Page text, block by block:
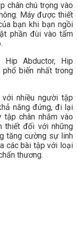
chân chú trọng vào
Máy được thiết
bạn khi bạn ngồi
phần đùi vào tấm
Abductor, Hip
biến nhất trong
nhiều người tập
năng đứng, đi lại
tập chân nhắm vào
thiết đối với những
tăng cường sự linh
các bài tập với loại
thương.